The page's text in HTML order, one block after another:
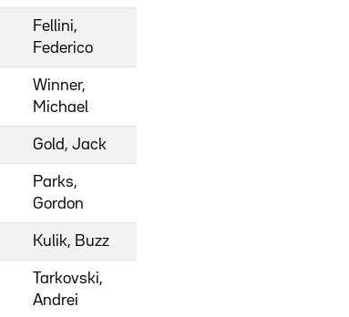
Fellini,
Federico
Winner,
Michael
Gold, Jack
Parks,
Gordon
Kulik, Buzz
Tarkovski,
Andrei